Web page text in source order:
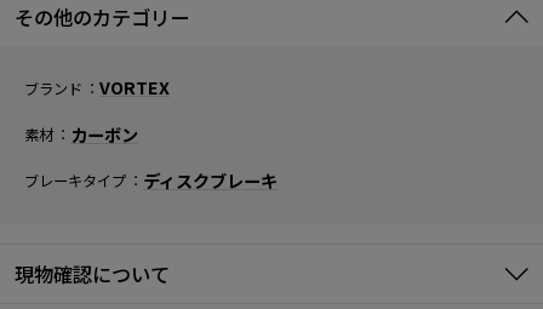
その他のカテゴリー
ブランド VORTEX
素材 カーボン
ブレーキタイプ ディスクブレーキ
現物確認について